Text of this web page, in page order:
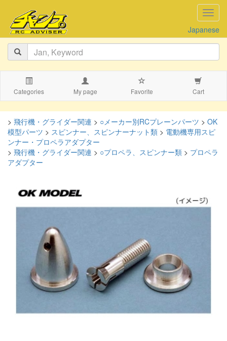
Japanese
Categories My page Favorite Cart
> 飛行機・グライダー関連 > ○メーカー別RCプレーンパーツ > OK
模型パーツ > スピンナー、スピンナーナット類 > 電動機専用スピ
ンナー・プロペラアダプター
> 飛行機・グライダー関連 > ○プロペラ、スピンナー類 > プロペラ
アダプター